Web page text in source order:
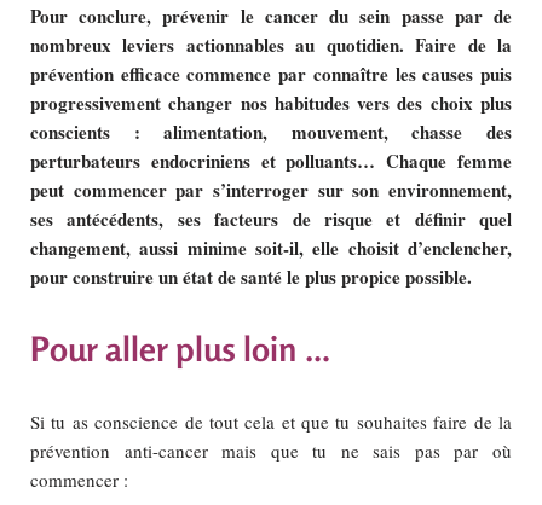
Pour conclure, prévenir le cancer du sein passe par de
nombreux leviers actionnables au quotidien. Faire de la
prévention efficace commence par connaître les causes puis
progressivement changer nos habitudes vers des choix plus
conscients : alimentation, mouvement, chasse des
perturbateurs endocriniens et polluants… Chaque femme
peut commencer par s’interroger sur son environnement,
ses antécédents, ses facteurs de risque et définir quel
changement, aussi minime soit-il, elle choisit d’enclencher,
pour construire un état de santé le plus propice possible.
Pour aller plus loin …
Si tu as conscience de tout cela et que tu souhaites faire de la
prévention anti-cancer mais que tu ne sais pas par où
commencer :